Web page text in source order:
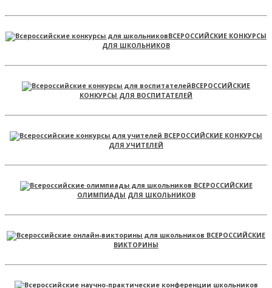
ВСЕРОССИЙСКИЕ КОНКУРСЫ
ДЛЯ ШКОЛЬНИКОВ
ВСЕРОССИЙСКИЕ
КОНКУРСЫ ДЛЯ ВОСПИТАТЕЛЕЙ
ВСЕРОССИЙСКИЕ КОНКУРСЫ
ДЛЯ УЧИТЕЛЕЙ
ВСЕРОССИЙСКИЕ
ОЛИМПИАДЫ ДЛЯ ШКОЛЬНИКОВ
ВСЕРОССИЙСКИЕ
ВИКТОРИНЫ